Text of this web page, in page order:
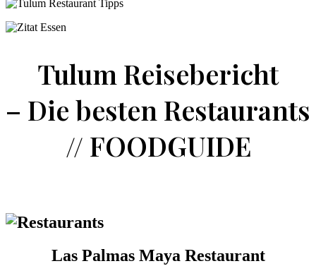
Tulum Reisebericht
– Die besten Restaurants
// FOODGUIDE
Las Palmas Maya Restaurant